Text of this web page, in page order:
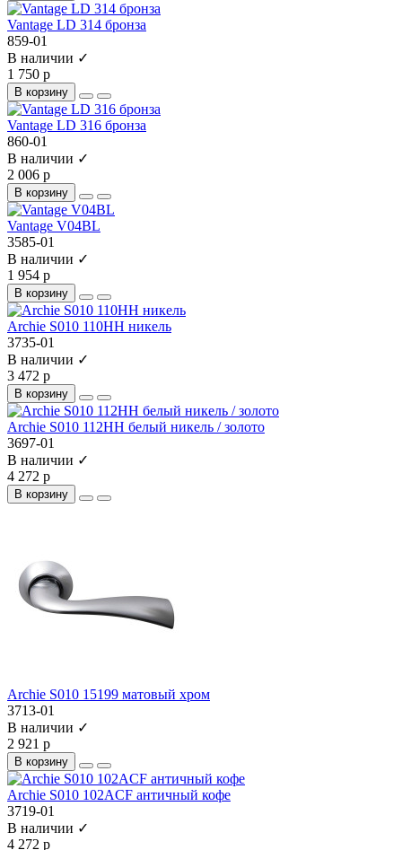
Vantage LD 314 бронза
859-01
В наличии ✓
1 750 р
В корзину
Vantage LD 316 бронза
860-01
В наличии ✓
2 006 р
В корзину
Vantage V04BL
3585-01
В наличии ✓
1 954 р
В корзину
Archie S010 110HH никель
3735-01
В наличии ✓
3 472 р
В корзину
Archie S010 112HH белый никель / золото
3697-01
В наличии ✓
4 272 р
В корзину
Archie S010 15199 матовый хром
3713-01
В наличии ✓
2 921 р
В корзину
Archie S010 102ACF античный кофе
3719-01
В наличии ✓
4 272 р